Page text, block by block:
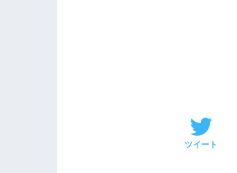
ツイート